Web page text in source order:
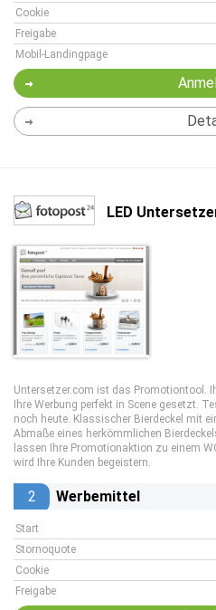
Cookie
Freigabe
Mobil-Landingpage
LED
Untersetzer.com ist das Promotiontool.
Ihre Werbung perfekt in Scene gesetzt.
noch heute. Klassischer Bierdeckel mit
Abmaße eines herkömmlichen
lassen Ihre Promotionaktion zu einem
wird Ihre Kunden begeistern.
2 Werbemittel
Start
Stornoquote
Cookie
Freigabe